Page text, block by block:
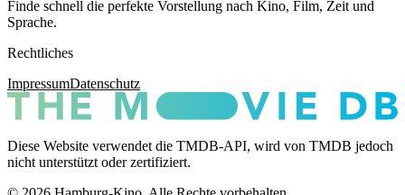
Finde schnell die perfekte Vorstellung nach Kino, Film, Zeit und
Sprache.
Rechtliches
ImpressumDatenschutz
Diese Website verwendet die TMDB-API, wird von TMDB jedoch
nicht unterstützt oder zertifiziert.